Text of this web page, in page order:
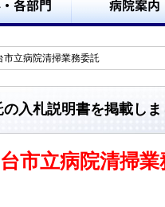
市立病院清掃業務委託
入札説明書を掲載し
市立病院清掃業